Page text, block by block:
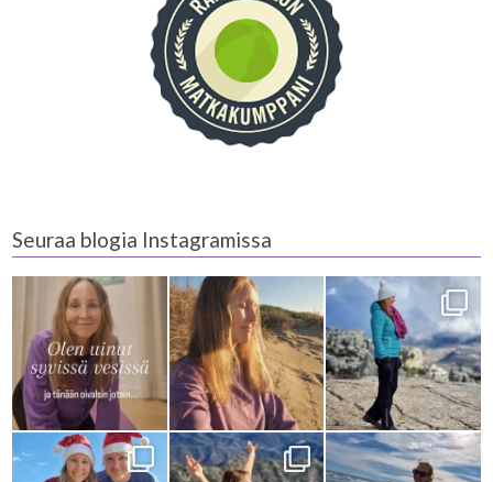
Seuraa blogia Instagramissa